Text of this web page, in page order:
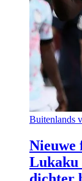
Buitenlands
Nieuwe
Lukaku